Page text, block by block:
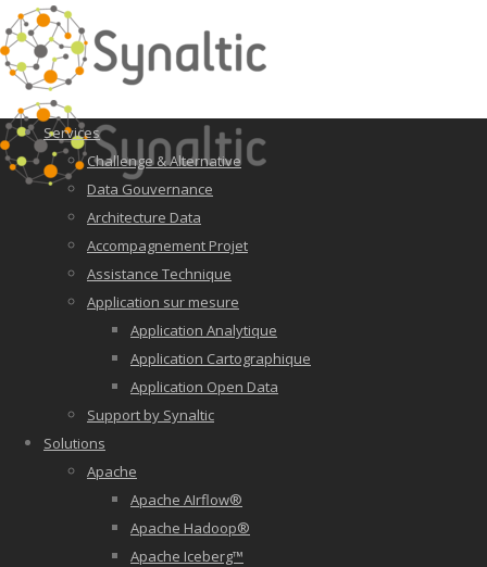
Services
Challenge & Alternative
Data Gouvernance
Architecture Data
Accompagnement Projet
Assistance Technique
Application sur mesure
Application Analytique
Application Cartographique
Application Open Data
Support by Synaltic
Solutions
Apache
Apache AIrflow®
Apache Hadoop®
Apache Iceberg™